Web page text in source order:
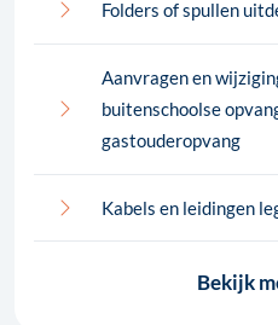
Folders of spullen
Aanvragen en
buitenschoolse
gastouderopvang
Kabels en leidingen
Bekijk